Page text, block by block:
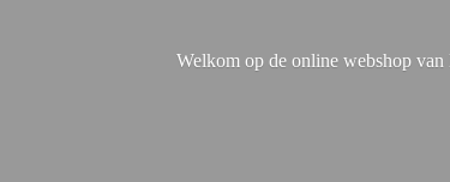
Welkom op de online webshop